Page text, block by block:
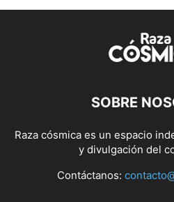
SOBRE
Raza cósmica es un espacio
y divulgación del
Contáctanos: